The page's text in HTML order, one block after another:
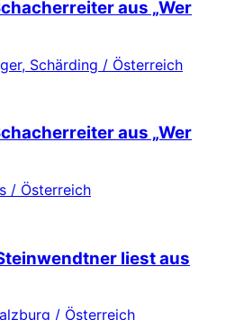
aus „Wer
Schärding / Österreich
aus „Wer
/ Österreich
liest aus
/ Österreich